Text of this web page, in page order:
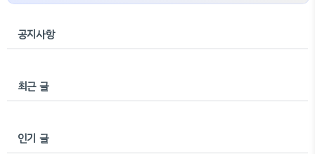
공지사항
최근 글
인기 글